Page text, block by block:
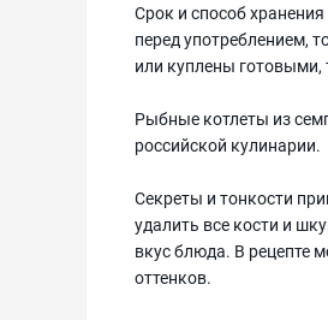
Срок и способ
перед употреблением,
или куплены готовыми,
Рыбные котлеты из
российской кулинарии.
Секреты и тонкости
удалить все кости и
вкус блюда. В рецепте
оттенков.